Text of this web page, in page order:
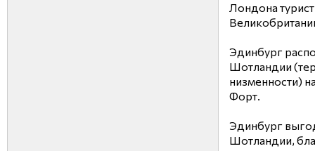
Лондона
Эдинбург
Шотландии
низменности)
Форт.
Эдинбург
Шотландии,